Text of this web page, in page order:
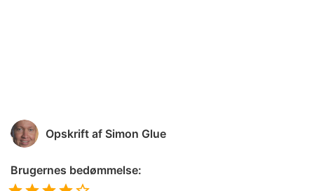
Opskrift af Simon Glue
Brugernes bedømmelse: